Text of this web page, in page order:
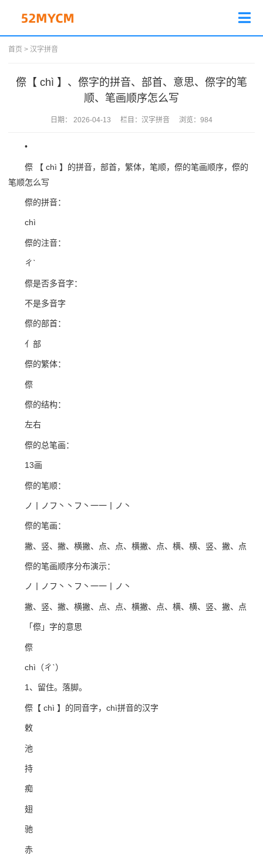
首页 > 汉字拼音
傺【 chì 】、傺字的拼音、部首、意思、傺字的笔
顺、笔画顺序怎么写
日期： 2026-04-13 栏目： 汉字拼音 浏览： 984
•
傺 【 chì 】的拼音，部首，繁体，笔顺，傺的笔画顺序，傺的
笔顺怎么写
傺的拼音：
chì
傺的注音：
ㄔˋ
傺是否多音字：
不是多音字
傺的部首：
亻部
傺的繁体：
傺
傺的结构：
左右
傺的总笔画：
13画
傺的笔顺：
ノ丨ノフ丶丶フ丶一一丨ノ丶
傺的笔画：
撇、竖、撇、横撇、点、点、横撇、点、横、横、竖、撇、点
傺的笔画顺序分布演示：
ノ丨ノフ丶丶フ丶一一丨ノ丶
撇、竖、撇、横撇、点、点、横撇、点、横、横、竖、撇、点
「傺」字的意思
傺
chì（ㄔˋ）
1、留住。落脚。
傺【 chì 】的同音字，chì拼音的汉字
敕
池
持
痴
翅
驰
赤